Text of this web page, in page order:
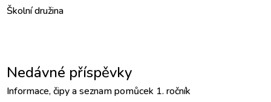
Školní družina
Nedávné příspěvky
Informace, čipy a seznam pomůcek 1. ročník